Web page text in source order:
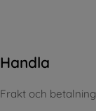
Handla
Frakt och betalning